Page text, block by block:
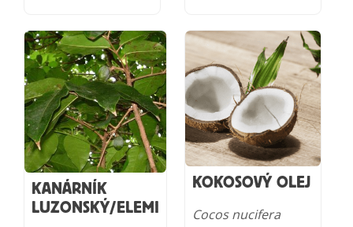
KANÁRNÍK
LUZONSKÝ/ELEMI
KOKOSOVÝ OLEJ
Cocos nucifera